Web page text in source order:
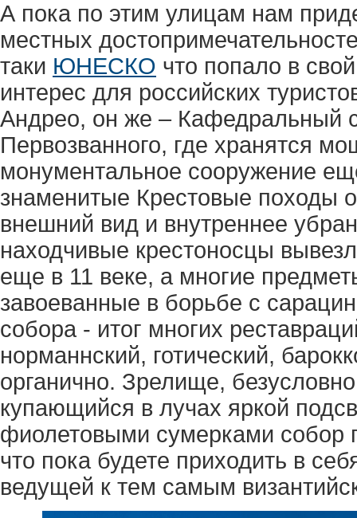
А пока по этим улицам нам
местных
таки ЮНЕСКО что попало в
интерес для российских
Андрео, он же – Кафедральный
Первозванного, где хранятся
монументальное сооружение
знаменитые Крестовые походы
внешний вид и внутреннее
находчивые крестоносцы
еще в 11 веке, а многие
завоеванные в борьбе с
собора - итог многих
норманнский, готический,
органично. Зрелище,
купающийся в лучах яркой
фиолетовыми сумерками собор
что пока будете приходить в
ведущей к тем самым